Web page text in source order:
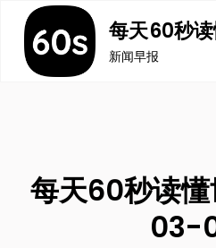
content
每天60秒
新闻早报
每天60秒读
03-